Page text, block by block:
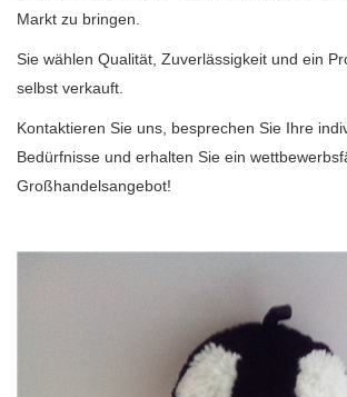
Markt zu bringen.
Sie wählen Qualität, Zuverlässigkeit und ein
selbst verkauft.
Kontaktieren Sie uns, besprechen Sie Ihre
Bedürfnisse und erhalten Sie ein
Großhandelsangebot!